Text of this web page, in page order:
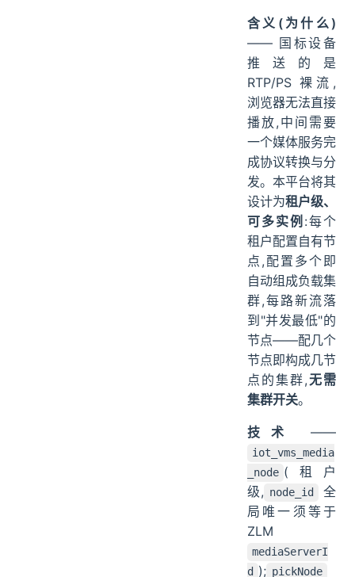
含义(为什么)
—— 国标设备
推送的是
RTP/PS 裸流,
浏览器无法直接
播放,中间需要
一个媒体服务完
成协议转换与分
发。本平台将其
设计为租户级、
可多实例 :每个
租户配置自有节
点,配置多个即
自动组成负载集
群,每路新流落
到"并发最低"的
节点——配几个
节点即构成几节
点的集群,无需
集群开关。
技术 ——
iot_vms_media
_node (租户
级, node_id
全
局唯一须等于
ZLM
mediaServerI
d ); pickNode